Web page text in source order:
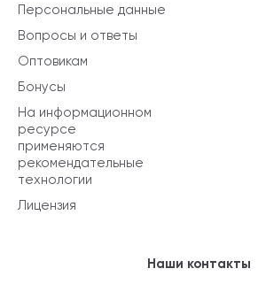
Персональные данные
Вопросы и ответы
Оптовикам
Бонусы
На информационном
ресурсе
применяются
рекомендательные
технологии
Лицензия
Наши контакты